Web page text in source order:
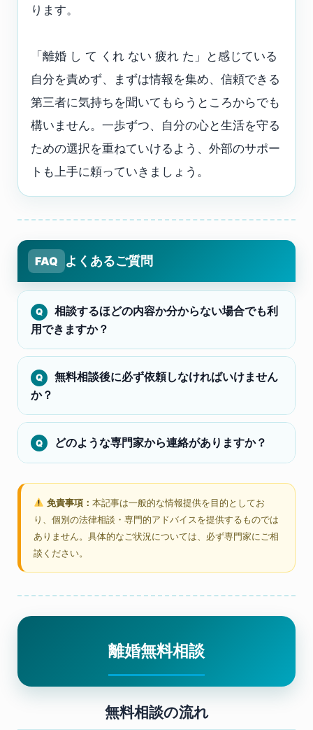
ります。
「離婚 し て くれ ない 疲れ た」と感じている
自分を責めず、まずは情報を集め、信頼できる
第三者に気持ちを聞いてもらうところからでも
構いません。一歩ずつ、自分の心と生活を守る
ための選択を重ねていけるよう、外部のサポー
トも上手に頼っていきましょう。
FAQ よくあるご質問
相談するほどの内容か分からない場合でも利
用できますか？
無料相談後に必ず依頼しなければいけません
か？
どのような専門家から連絡がありますか？
免責事項： 本記事は一般的な情報提供を目的としてお
り、個別の法律相談・専門的アドバイスを提供するものでは
ありません。具体的なご状況については、必ず専門家にご相
談ください。
離婚無料相談
無料相談の流れ